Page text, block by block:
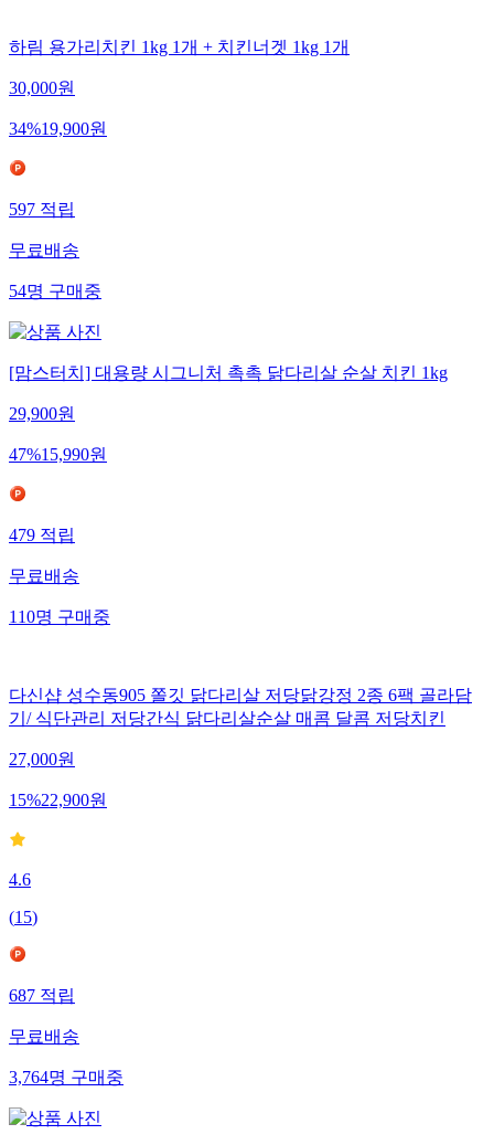
하림 용가리치킨 1kg 1개 + 치킨너겟 1kg 1개
30,000원
34%19,900원
597 적립
무료배송
54명 구매중
[맘스터치] 대용량 시그니처 촉촉 닭다리살 순살 치킨 1kg
29,900원
47%15,990원
479 적립
무료배송
110명 구매중
다신샵 성수동905 쫄깃 닭다리살 저당닭강정 2종 6팩 골라담
기/ 식단관리 저당간식 닭다리살순살 매콤 달콤 저당치킨
27,000원
15%22,900원
4.6
(15)
687적립
무료배송
3,764명구매중